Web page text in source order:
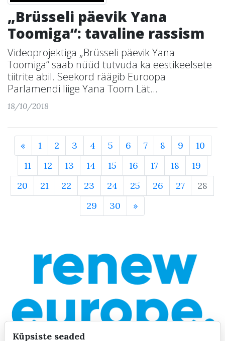
„Brüsseli päevik Yana
Toomiga“: tavaline rassism
Videoprojektiga „Brüsseli päevik Yana
Toomiga“ saab nüüd tutvuda ka eestikeelsete
tiitrite abil. Seekord räägib Euroopa
Parlamendi liige Yana Toom Lät...
18/10/2018
« 1 2 3 4 5 6 7 8 9
10
11
12 13 14 15 16 17 18
19
20
21 22 23 24 25 26 27
28
29
30 »
Küpsiste seaded